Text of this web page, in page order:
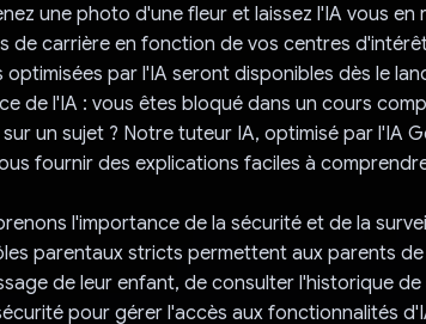
une photo d'une fleur et laissez l'IA vous en
de carrière en fonction de vos centres
optimisées par l'IA seront disponibles dès le
de l'IA : vous êtes bloqué dans un cours
un sujet ? Notre tuteur IA, optimisé par l'IA
fournir des explications faciles à
l'importance de la sécurité et de la
parentaux stricts permettent aux parents
de leur enfant, de consulter l'historique
pour gérer l'accès aux fonctionnalités